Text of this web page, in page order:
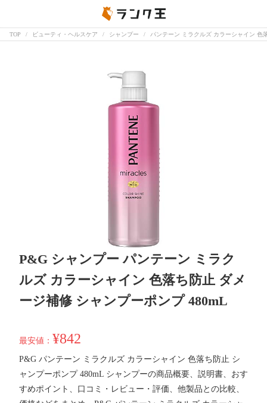
TOP ビューティ・ヘルスケア シャンプー パンテーン ミラクルズ カラーシャイン 色
P&G シャンプー パンテーン ミラク
ルズ カラーシャイン 色落ち防止 ダメ
ージ補修 シャンプーポンプ 480mL
最安値： ¥842
P&G パンテーン ミラクルズ カラーシャイン 色落ち防止 シ
ャンプーポンプ 480mL シャンプーの商品概要、説明書、おす
すめポイント、口コミ・レビュー・評価、他製品との比較、